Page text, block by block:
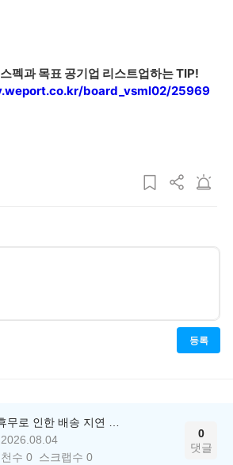
펙과 목표 공기업 리스트업하는 TIP!
board_vsml02/25969
등록
2026.08.04
수 0 스크랩수 0
0
댓글